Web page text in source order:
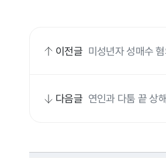
이전글 미성년자 성매수
다음글 연인과 다툼 끝 상